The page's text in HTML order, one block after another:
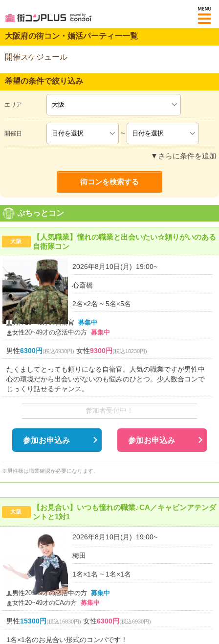
大阪府の街コン・婚活パーティー一覧
開催スケジュール
希望の条件で絞り込み
エリア
開催日 ~
▼さらに条件を追加
ぷちっとコン
大阪
【人気職業】憧れの職業と出会いたい☆頼りがいのある
自衛隊コン
2026年8月10日(月) 19:00~
心斎橋
2名×2名 ~ 5名×5名
男性20~49才の自衛官 募集中
女性20~49才の恋活中の方募集中
男性6300円(税込6930円) 女性9300円(税込10230円)
たくましてとっても頼りになる自衛官。人気の職業ですが男性中
心の環境だから出会いがないのも悩みのひとつ。少人数合コンで
じっくり話せるチャンス。
参加者受付中！
参加お申込み 参加お申込み
※男性様は職業確認が必要になります。
大阪
【お見合い】いつも憧れの職業♪CA／キャビンアテンダ
ントと1対1
2026年8月10日(月) 19:00~
梅田
1名×1名 ~ 1名×1名
男性20~49才の恋活中の方募集中
女性20~49才のCAの方募集中
男性15300円(税込16830円) 女性6300円(税込6930円)
1名×1名のお見合い形式のコンパです！